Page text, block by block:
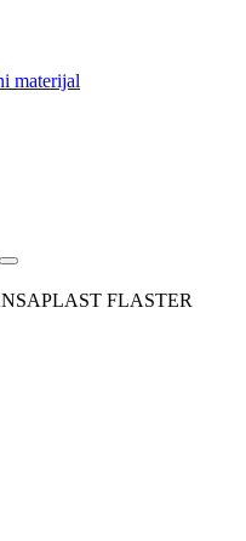
materijal
FLASTER